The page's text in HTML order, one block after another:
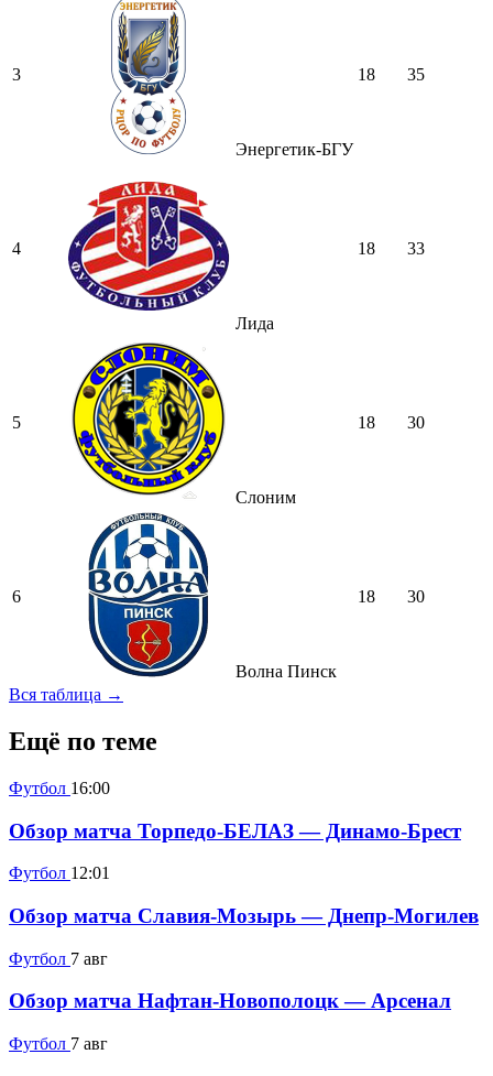
3
Энергетик-БГУ
18 35
4
Лида
18 33
5
Слоним
18 30
6
Волна Пинск
18 30
Вся таблица →
Ещё по теме
Футбол 16:00
Обзор матча Торпедо-БЕЛАЗ — Динамо-Брест
Футбол 12:01
Обзор матча Славия-Мозырь — Днепр-Могилев
Футбол 7 авг
Обзор матча Нафтан-Новополоцк — Арсенал
Футбол 7 авг